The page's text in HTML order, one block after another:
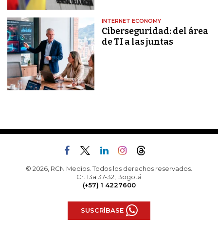
INTERNET ECONOMY
Ciberseguridad: del área
de TI a las juntas
© 2026, RCN Medios. Todos los derechos reservados.
Cr. 13a 37-32, Bogotá
(+57) 1 4227600
SUSCRÍBASE